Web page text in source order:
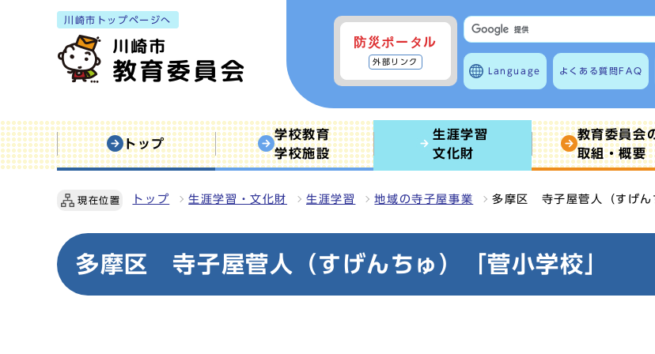
川崎市トップページへ
防災ポータル
外部リンク
Language よくある質問 FAQ
トップ
学校教育
学校施設
生涯学習
文化財
教育委員会
取組・概要
現在位置 トップ 生涯学習・文化財 生涯学習 地域の寺子屋事業 多摩区 寺子屋菅人（すげん
多摩区 寺子屋菅人（すげんちゅ）「菅小学校」